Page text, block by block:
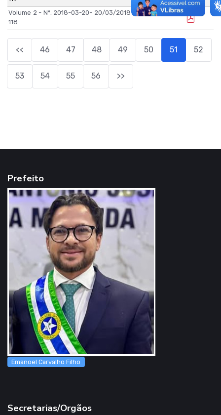
Volume 2 - Nº. 2018-03-20-
118
20/03/2018
<< 46 47 48 49 50 51 52
53 54 55 56 >>
Prefeito
Emanoel Carvalho Filho
Secretarias/Orgãos